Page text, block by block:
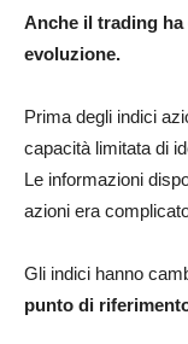
Anche il trading
evoluzione.
Prima degli indici
capacità limitata di
Le informazioni
azioni era
Gli indici hanno
punto di